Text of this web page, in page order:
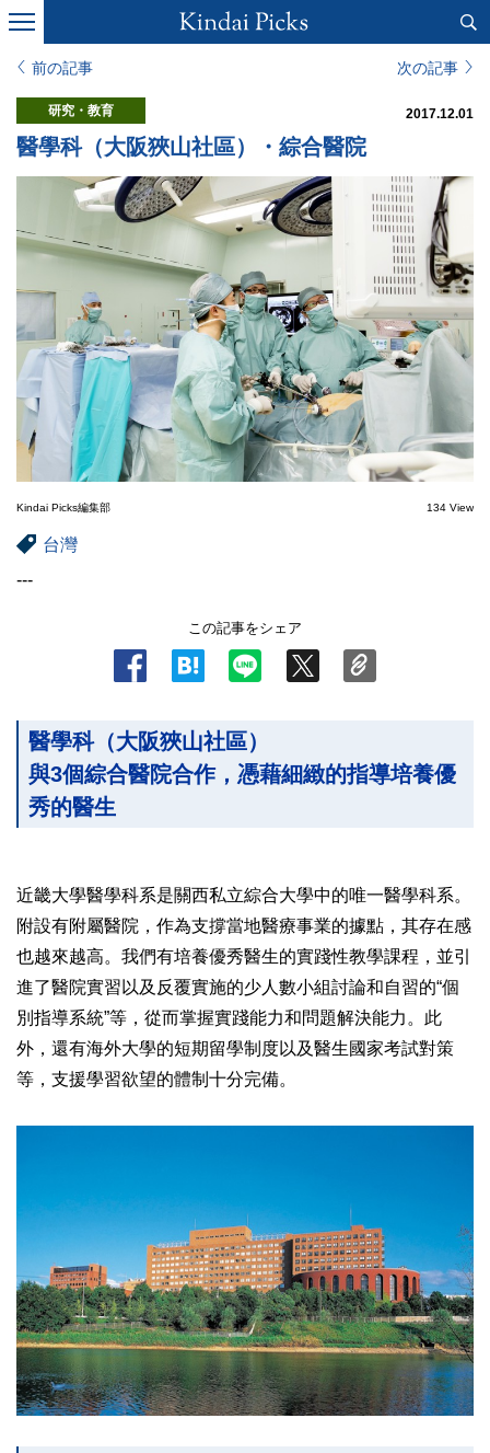
前の記事 次の記事
研究・教育 2017.12.01
醫學科（大阪狹山社區）・綜合醫院
Kindai Picks編集部 134 View
台灣
---
この記事をシェア
醫學科（大阪狹山社區）
與3個綜合醫院合作，憑藉細緻的指導培養優
秀的醫生
近畿大學醫學科系是關西私立綜合大學中的唯一醫學科系。
附設有附屬醫院，作為支撐當地醫療事業的據點，其存在感
也越來越高。我們有培養優秀醫生的實踐性教學課程，並引
進了醫院實習以及反覆實施的少人數小組討論和自習的“個
別指導系統”等，從而掌握實踐能力和問題解決能力。此
外，還有海外大學的短期留學制度以及醫生國家考試對策
等，支援學習欲望的體制十分完備。